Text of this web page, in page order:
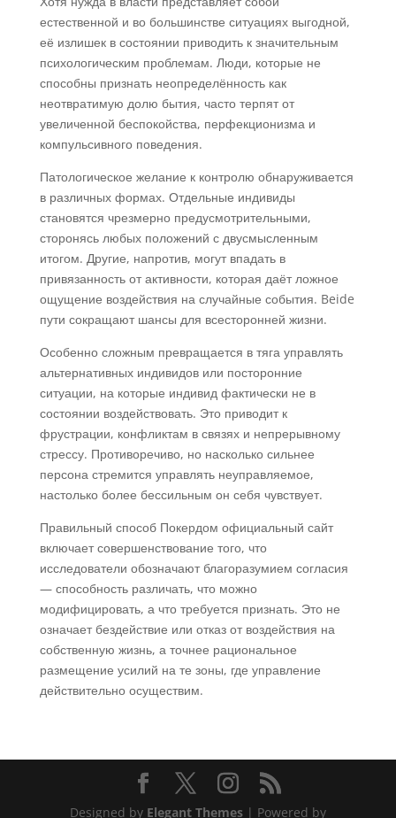
естественной и во большинстве ситуациях выгодной,
её излишек в состоянии приводить к значительным
психологическим проблемам. Люди, которые не
способны признать неопределённость как
неотвратимую долю бытия, часто терпят от
увеличенной беспокойства, перфекционизма и
компульсивного поведения.
Патологическое желание к контролю обнаруживается
в различных формах. Отдельные индивиды
становятся чрезмерно предусмотрительными,
сторонясь любых положений с двусмысленным
итогом. Другие, напротив, могут впадать в
привязанность от активности, которая даёт ложное
ощущение воздействия на случайные события. Beide
пути сокращают шансы для всесторонней жизни.
Особенно сложным превращается в тяга управлять
альтернативных индивидов или посторонние
ситуации, на которые индивид фактически не в
состоянии воздействовать. Это приводит к
фрустрации, конфликтам в связях и непрерывному
стрессу. Противоречиво, но насколько сильнее
персона стремится управлять неуправляемое,
настолько более бессильным он себя чувствует.
Правильный способ Покердом официальный сайт
включает совершенствование того, что
исследователи обозначают благоразумием согласия
— способность различать, что можно
модифицировать, а что требуется признать. Это не
означает бездействие или отказ от воздействия на
собственную жизнь, а точнее рациональное
размещение усилий на те зоны, где управление
действительно осуществим.
Designed by Elegant Themes| Powered by